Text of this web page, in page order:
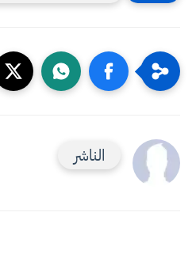
الناشر